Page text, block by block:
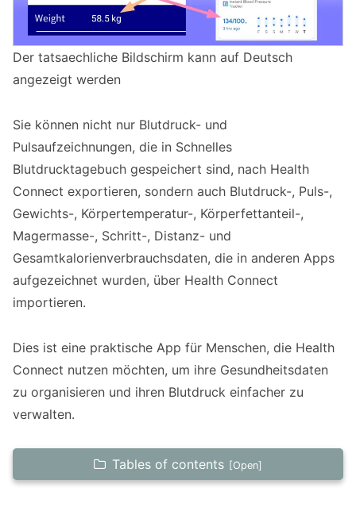
Der tatsaechliche Bildschirm kann auf Deutsch
angezeigt werden
Sie können nicht nur Blutdruck- und
Pulsaufzeichnungen, die in Schnelles
Blutdrucktagebuch gespeichert sind, nach Health
Connect exportieren, sondern auch Blutdruck-, Puls-,
Gewichts-, Körpertemperatur-, Körperfettanteil-,
Magermasse-, Schritt-, Distanz- und
Gesamtkalorienverbrauchsdaten, die in anderen Apps
aufgezeichnet wurden, über Health Connect
importieren.
Dies ist eine praktische App für Menschen, die Health
Connect nutzen möchten, um ihre Gesundheitsdaten
zu organisieren und ihren Blutdruck einfacher zu
verwalten.
Tables of contents